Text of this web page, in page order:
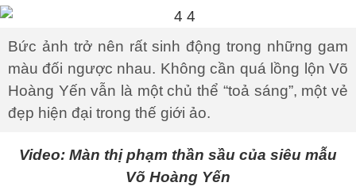
Bức ảnh trở nên rất sinh động trong những gam
màu đối ngược nhau. Không cần quá lồng lộn Võ
Hoàng Yến vẫn là một chủ thể “toả sáng”, một vẻ
đẹp hiện đại trong thế giới ảo.
Video: Màn thị phạm thần sầu của siêu mẫu
Võ Hoàng Yến